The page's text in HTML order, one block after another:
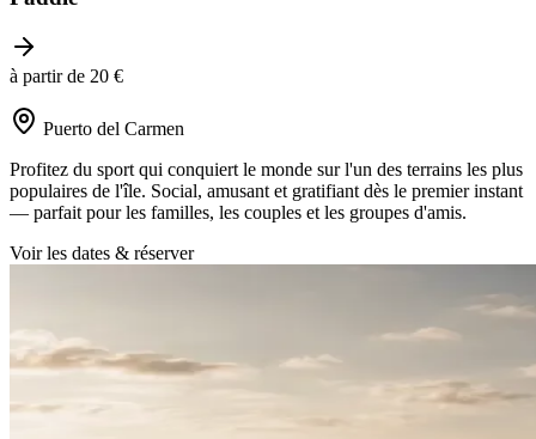
à partir de 20 €
Puerto del Carmen
Profitez du sport qui conquiert le monde sur l'un des terrains les plus
populaires de l'île. Social, amusant et gratifiant dès le premier instant
— parfait pour les familles, les couples et les groupes d'amis.
Voir les dates & réserver